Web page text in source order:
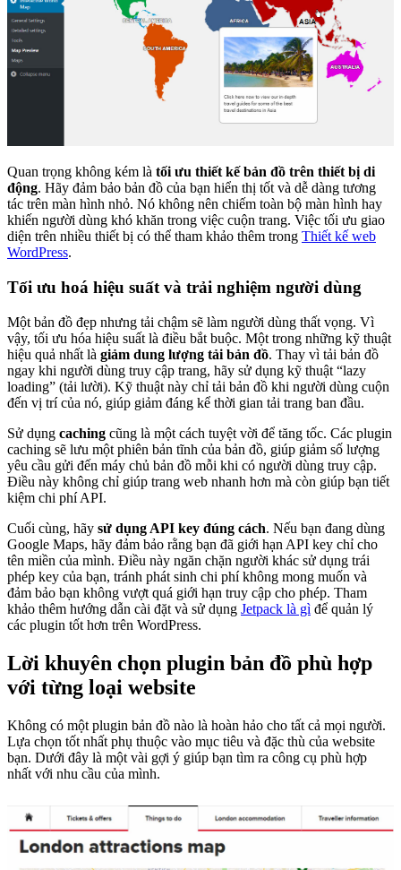
Quan trọng không kém là tối ưu thiết kế bản đồ trên thiết bị di
động. Hãy đảm bảo bản đồ của bạn hiển thị tốt và dễ dàng tương
tác trên màn hình nhỏ. Nó không nên chiếm toàn bộ màn hình hay
khiến người dùng khó khăn trong việc cuộn trang. Việc tối ưu giao
diện trên nhiều thiết bị có thể tham khảo thêm trong Thiết kế web
WordPress.
Tối ưu hoá hiệu suất và trải nghiệm người dùng
Một bản đồ đẹp nhưng tải chậm sẽ làm người dùng thất vọng. Vì
vậy, tối ưu hóa hiệu suất là điều bắt buộc. Một trong những kỹ thuật
hiệu quả nhất là giảm dung lượng tải bản đồ. Thay vì tải bản đồ
ngay khi người dùng truy cập trang, hãy sử dụng kỹ thuật “lazy
loading” (tải lười). Kỹ thuật này chỉ tải bản đồ khi người dùng cuộn
đến vị trí của nó, giúp giảm đáng kể thời gian tải trang ban đầu.
Sử dụng caching cũng là một cách tuyệt vời để tăng tốc. Các plugin
caching sẽ lưu một phiên bản tĩnh của bản đồ, giúp giảm số lượng
yêu cầu gửi đến máy chủ bản đồ mỗi khi có người dùng truy cập.
Điều này không chỉ giúp trang web nhanh hơn mà còn giúp bạn tiết
kiệm chi phí API.
Cuối cùng, hãy sử dụng API key đúng cách. Nếu bạn đang dùng
Google Maps, hãy đảm bảo rằng bạn đã giới hạn API key chỉ cho
tên miền của mình. Điều này ngăn chặn người khác sử dụng trái
phép key của bạn, tránh phát sinh chi phí không mong muốn và
đảm bảo bạn không vượt quá giới hạn truy cập cho phép. Tham
khảo thêm hướng dẫn cài đặt và sử dụng Jetpack là gì để quản lý
các plugin tốt hơn trên WordPress.
Lời khuyên chọn plugin bản đồ phù hợp
với từng loại website
Không có một plugin bản đồ nào là hoàn hảo cho tất cả mọi người.
Lựa chọn tốt nhất phụ thuộc vào mục tiêu và đặc thù của website
bạn. Dưới đây là một vài gợi ý giúp bạn tìm ra công cụ phù hợp
nhất với nhu cầu của mình.